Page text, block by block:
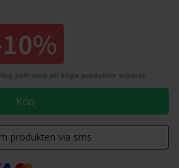
Köp
produkten via sms